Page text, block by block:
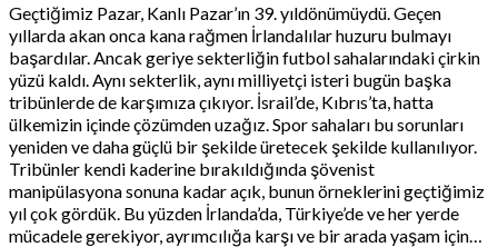
Geçtiğimiz Pazar, Kanlı Pazar’ın 39. yıldönümüydü. Geçen
yıllarda akan onca kana rağmen İrlandalılar huzuru bulmayı
başardılar. Ancak geriye sekterliğin futbol sahalarındaki çirkin
yüzü kaldı. Aynı sekterlik, aynı milliyetçi isteri bugün başka
tribünlerde de karşımıza çıkıyor. İsrail’de, Kıbrıs’ta, hatta
ülkemizin içinde çözümden uzağız. Spor sahaları bu sorunları
yeniden ve daha güçlü bir şekilde üretecek şekilde kullanılıyor.
Tribünler kendi kaderine bırakıldığında şövenist
manipülasyona sonuna kadar açık, bunun örneklerini geçtiğimiz
yıl çok gördük. Bu yüzden İrlanda’da, Türkiye’de ve her yerde
mücadele gerekiyor, ayrımcılığa karşı ve bir arada yaşam için…